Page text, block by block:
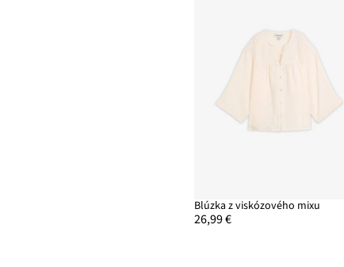
Blúzka z viskózového mixu
26,99 €